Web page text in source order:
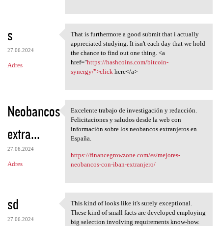
s
27.06.2024
Adres
That is furthermore a good
That is furthermore a good submit that i actually
appreciated studying. It isn't each day that we hold
the chance to find out one thing. <a
href="https://hashcoins.com/bitcoin-
synergy/">clickhere</a>
Neobancos
extra...
27.06.2024
Adres
Excelente trabajo de
Excelente trabajo de investigación y redacción.
Felicitaciones y saludos desde la web con
información sobre los neobancos extranjeros en
España.
https://financegrowzone.com/es/mejores-
neobancos-con-iban-extranjero/
sd
27.06.2024
This kind of looks like it's
This kind of looks like it's surely exceptional.
These kind of small facts are developed employing
big selection involving requirements know-how.